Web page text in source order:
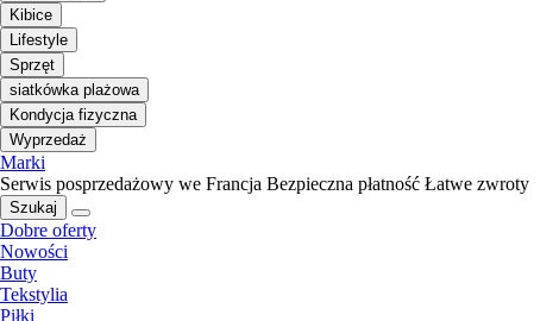
Kibice
Lifestyle
Sprzęt
siatkówka plażowa
Kondycja fizyczna
Wyprzedaż
Marki
Serwis posprzedażowy we Francja Bezpieczna płatność Łatwe zwroty
Szukaj
Dobre oferty
Nowości
Buty
Tekstylia
Piłki